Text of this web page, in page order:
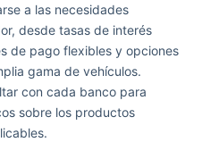
a las necesidades
desde tasas de interés
de pago flexibles y opciones
gama de vehículos.
con cada banco para
sobre los productos